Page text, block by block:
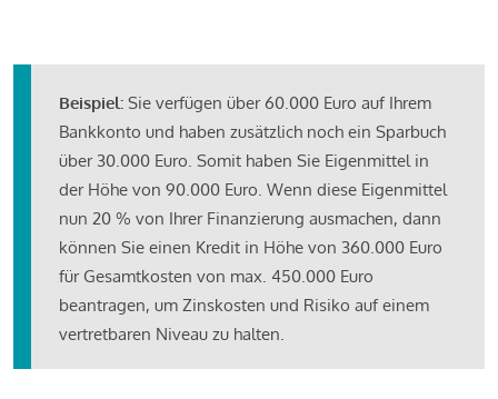
Beispiel: Sie verfügen über 60.000 Euro auf Ihrem
Bankkonto und haben zusätzlich noch ein Sparbuch
über 30.000 Euro. Somit haben Sie Eigenmittel in
der Höhe von 90.000 Euro. Wenn diese Eigenmittel
nun 20 % von Ihrer Finanzierung ausmachen, dann
können Sie einen Kredit in Höhe von 360.000 Euro
für Gesamtkosten von max. 450.000 Euro
beantragen, um Zinskosten und Risiko auf einem
vertretbaren Niveau zu halten.